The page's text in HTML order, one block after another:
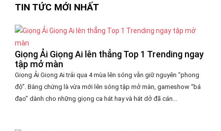
TIN TỨC MỚI NHẤT
Giọng Ải Giọng Ai lên thẳng Top 1 Trending ngay
tập mở màn
Giọng Ải Giọng Ai trải qua 4 mùa lên sóng vẫn giữ nguyên “phong
độ”. Bằng chứng là vừa mới lên sóng tập mở màn, gameshow “bá
đạo” dành cho những giọng ca hát hay và hát dở đã cán...